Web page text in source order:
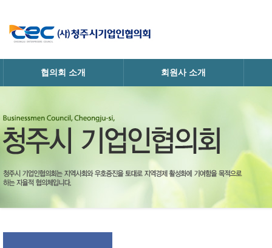
협의회 소개
· 협의회소개
· 조직
· 가입안내
· 찾아오시는길
회원사 소개